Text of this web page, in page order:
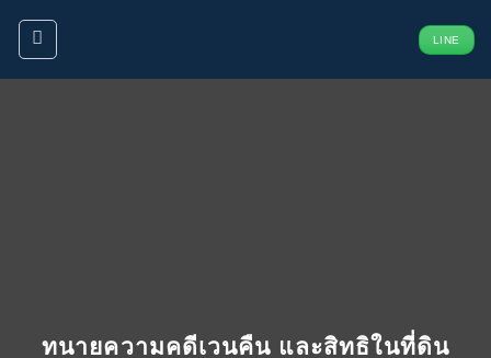
ข้าม
ยัง
LINE
ทนายความคดีเวนคืน และสิทธิในที่ดิน